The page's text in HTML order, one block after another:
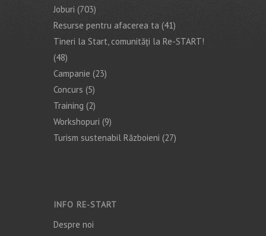
Joburi (703)
Resurse pentru afacerea ta (41)
Tineri la Start, comunități la Re-START!
(48)
Campanie (23)
Concurs (5)
Training (2)
Workshopuri (9)
Turism sustenabil Războieni (27)
INFO RE-START
Despre noi